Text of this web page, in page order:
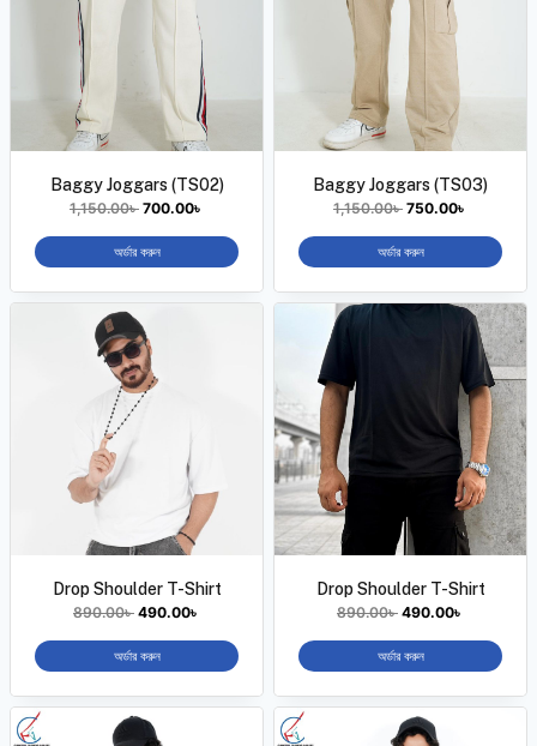
Baggy Joggars (TS02)
1,150.00৳ 700.00৳
অর্ডার করুন
Baggy Joggars (TS03)
1,150.00৳ 750.00৳
অর্ডার করুন
Drop Shoulder T-Shirt
890.00৳ 490.00৳
অর্ডার করুন
Drop Shoulder T-Shirt
890.00৳ 490.00৳
অর্ডার করুন